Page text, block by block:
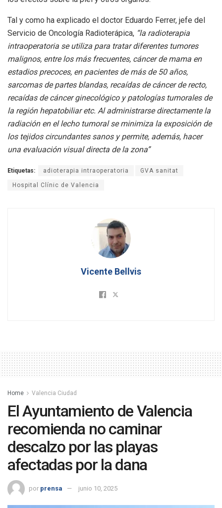
Tal y como ha explicado el doctor Eduardo Ferrer, jefe del
Servicio de Oncología Radioterápica, “la radioterapia
intraoperatoria se utiliza para tratar diferentes tumores
malignos, entre los más frecuentes, cáncer de mama en
estadios precoces, en pacientes de más de 50 años,
sarcomas de partes blandas, recaídas de cáncer de recto,
recaídas de cáncer ginecológico y patologías tumorales de
la región hepatobiliar etc. Al administrarse directamente la
radiación en el lecho tumoral se minimiza la exposición de
los tejidos circundantes sanos y permite, además, hacer
una evaluación visual directa de la zona”
Etiquetas: adioterapia intraoperatoria GVA sanitat
Hospital Clínic de Valencia
Vicente Bellvis
Home Valencia Ciudad
El Ayuntamiento de Valencia
recomienda no caminar
descalzo por las playas
afectadas por la dana
por prensa junio 10, 2025